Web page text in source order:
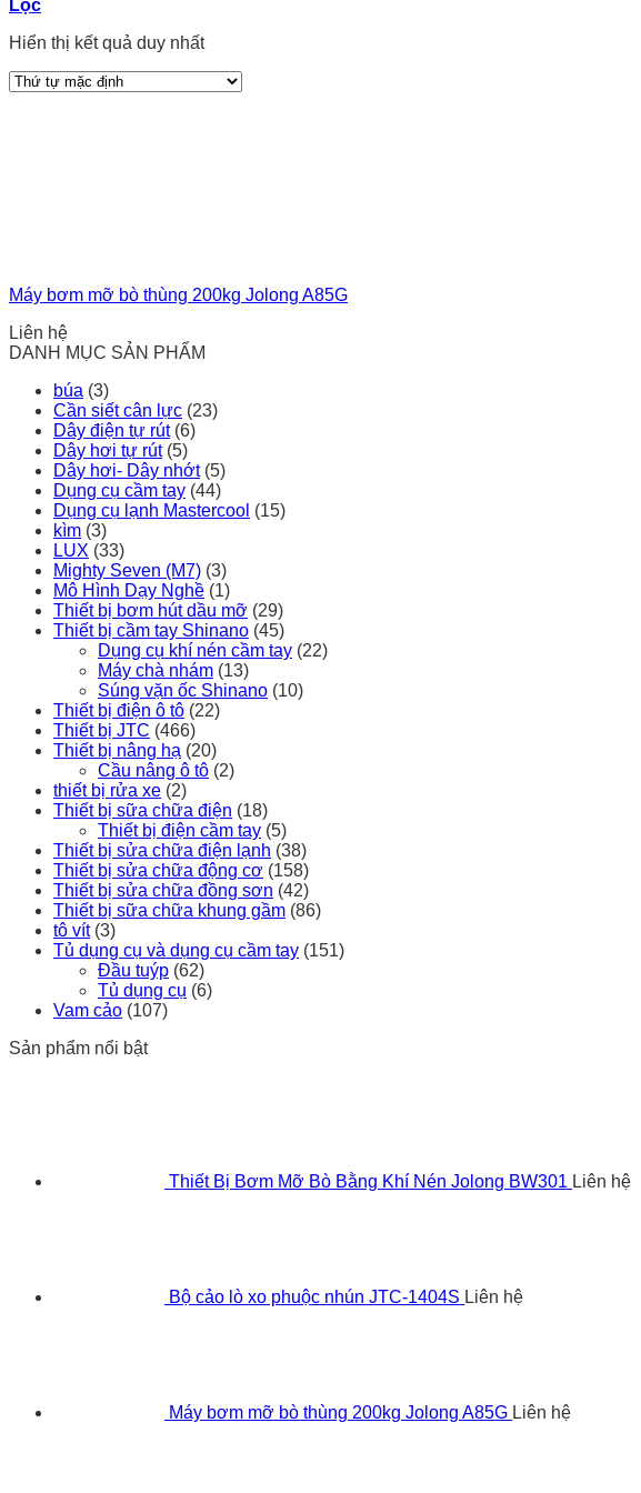
Lọc
Hiển thị kết quả duy nhất
Máy bơm mỡ bò thùng 200kg Jolong A85G
Liên hệ
DANH MỤC SẢN PHẨM
búa (3)
Cần siết cân lực (23)
Dây điện tự rút (6)
Dây hơi tự rút (5)
Dây hơi- Dây nhớt (5)
Dụng cụ cầm tay (44)
Dụng cụ lạnh Mastercool (15)
kìm (3)
LUX (33)
Mighty Seven (M7) (3)
Mô Hình Dạy Nghề (1)
Thiết bị bơm hút dầu mỡ (29)
Thiết bị cầm tay Shinano (45)
Dụng cụ khí nén cầm tay (22)
Máy chà nhám (13)
Súng vặn ốc Shinano (10)
Thiết bị điện ô tô (22)
Thiết bị JTC (466)
Thiết bị nâng hạ (20)
Cầu nâng ô tô (2)
thiết bị rửa xe (2)
Thiết bị sữa chữa điện (18)
Thiết bị điện cầm tay (5)
Thiết bị sửa chữa điện lạnh (38)
Thiết bị sửa chữa động cơ (158)
Thiết bị sửa chữa đồng sơn (42)
Thiết bị sữa chữa khung gầm (86)
tô vít (3)
Tủ dụng cụ và dụng cụ cầm tay (151)
Đầu tuýp (62)
Tủ dụng cụ (6)
Vam cảo (107)
Sản phẩm nổi bật
Thiết Bị Bơm Mỡ Bò Bằng Khí Nén Jolong BW301 Liên hệ
Bộ cảo lò xo phuộc nhún JTC-1404S Liên hệ
Máy bơm mỡ bò thùng 200kg Jolong A85G Liên hệ